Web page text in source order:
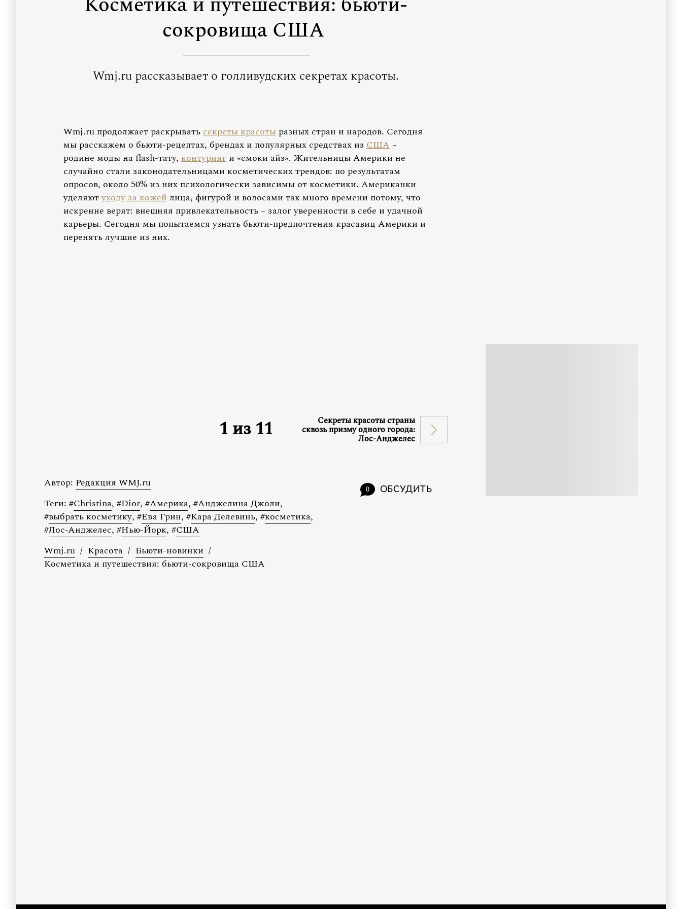
сокровища США
Wmj.ru рассказывает о голливудских секретах красоты.
Wmj.ru продолжает раскрыватьсекреты красотыразных стран и народов. Сегодня
мы расскажем о бьюти-рецептах, брендах и популярных средствах изСША–
родине моды на flash-тату,контуринги «смоки айз». Жительницы Америки не
случайно стали законодательницами косметических трендов: по результатам
опросов, около 50% из них психологически зависимы от косметики. Американки
уделяютуходу за кожейлица, фигурой и волосами так много времени потому, что
искренне верят: внешняя привлекательность – залог уверенности в себе и удачной
карьеры. Сегодня мы попытаемся узнать бьюти-предпочтения красавиц Америки и
перенять лучшие из них.
1 из11 Секреты красоты страны
сквозь призму одного города:
Лос-Анджелес
0 ОБСУДИТЬ
Автор: Редакция WMJ.ru
Теги: #Christina, #Dior, #Америка, #Анджелина Джоли,
#выбрать косметику, #Ева Грин, #Кара Делевинь, #косметика,
#Лос-Анджелес, #Нью-Йорк, #США
Wmj.ru / Красота / Бьюти-новинки /
Косметика и путешествия: бьюти-сокровища США